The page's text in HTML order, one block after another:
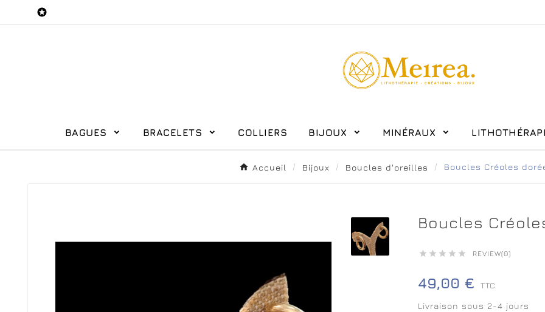

BAGUES BRACELETS COLLIERS BIJOUX MINÉRAUX
Accueil Bijoux Boucles d'oreilles Boucles Créoles
Boucles
     REVIEW(0)
49,00 € TTC
Livraison sous 2-4 jours